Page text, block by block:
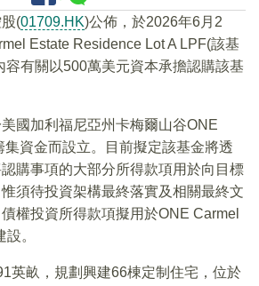
(01709.HK)公佈，於2026年6月2
Estate Residence Lot A LPF(該基
容有關以500萬美元資本承擔認購該基
國加利福尼亞州卡梅爾山谷ONE
資金而設立。目前擬定該基金將透
購事項的大部分所得款項用於向目標
須待投資架構最終落實及相關最終文
權投資所得款項擬用於ONE Carmel
。
英畝，規劃興建66棟定制住宅，位於